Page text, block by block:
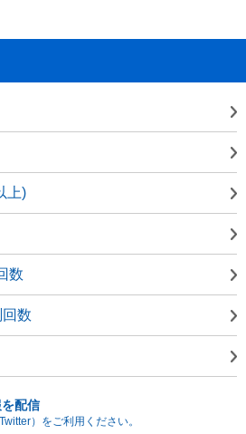
上)
数
数
配信
）をご利用ください。